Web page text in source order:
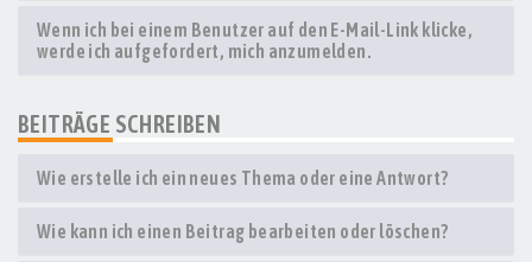
Wenn ich bei einem Benutzer auf den E-Mail-Link klicke,
werde ich aufgefordert, mich anzumelden.
BEITRÄGE SCHREIBEN
Wie erstelle ich ein neues Thema oder eine Antwort?
Wie kann ich einen Beitrag bearbeiten oder löschen?